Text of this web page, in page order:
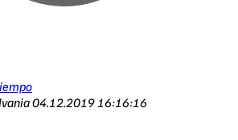
04.12.2019 16:16:16